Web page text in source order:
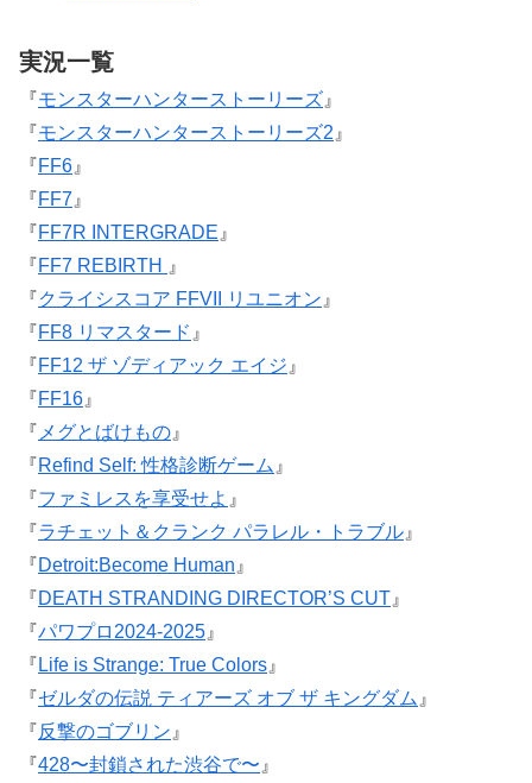
実況一覧
『モンスターハンターストーリーズ 』
『モンスターハンターストーリーズ2 』
『FF6 』
『FF7 』
『FF7R INTERGRADE 』
『FF7 REBIRTH
』
『クライシスコア FFVII リユニオン 』
『FF8 リマスタード 』
『FF12 ザ ゾディアック エイジ 』
『FF16 』
『 メグとばけもの 』
『Refind Self: 性格診断ゲーム 』
『ファミレスを享受せよ 』
『ラチェット＆クランク パラレル・トラブル 』
『Detroit:Become Human 』
『DEATH STRANDING DIRECTOR’S CUT 』
『パワプロ2024-2025 』
『 Life is Strange: True Colors 』
『ゼルダの伝説 ティアーズ オブ ザ キングダム 』
『反撃のゴブリン 』
『428〜封鎖された渋谷で〜 』